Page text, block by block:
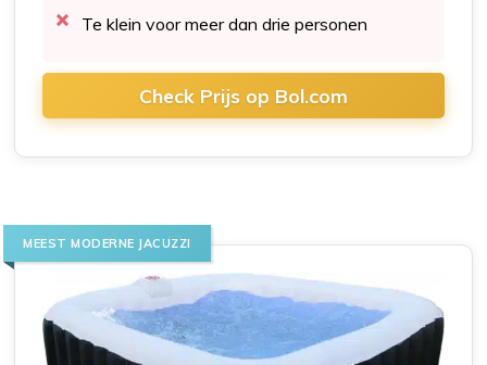
Te klein voor meer dan drie personen
Check Prijs op Bol.com
MEEST MODERNE JACUZZI